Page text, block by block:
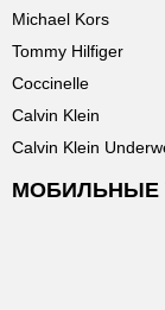
Michael Kors
Tommy Hilfiger
Coccinelle
Calvin Klein
Calvin Klein
МОБИЛЬНЫЕ